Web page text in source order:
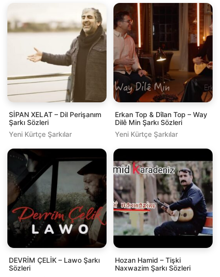
SİPAN XELAT – Dil Perişanım
Şarkı Sözleri
Yeni Kürtçe Şarkılar
Erkan Top & Dîlan Top – Way
Dilê Min Şarkı Sözleri
Yeni Kürtçe Şarkılar
DEVRİM ÇELİK – Lawo Şarkı
Sözleri
Hozan Hamid – Tişki
Naxwazim Şarkı Sözleri